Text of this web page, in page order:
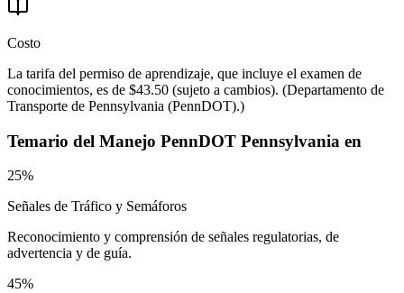
Costo
La tarifa del permiso de aprendizaje, que incluye el examen de
conocimientos, es de $43.50 (sujeto a cambios). (Departamento de
Transporte de Pennsylvania (PennDOT).)
Temario del Manejo PennDOT Pennsylvania en
25%
Señales de Tráfico y Semáforos
Reconocimiento y comprensión de señales regulatorias, de
advertencia y de guía.
45%